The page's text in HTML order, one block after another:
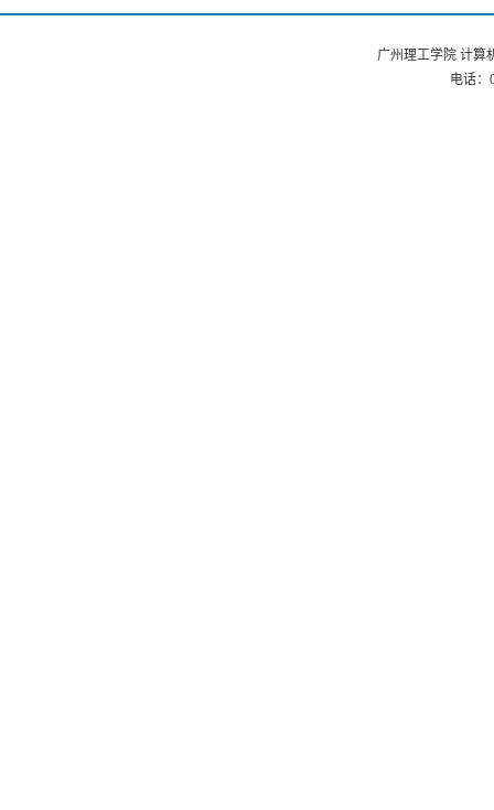
广州理工学院 计算
电话：